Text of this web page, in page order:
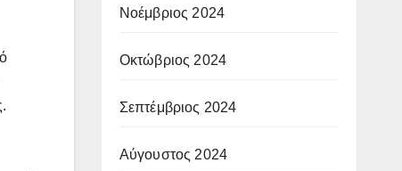
Νοέμβριος 2024
Οκτώβριος 2024
Σεπτέμβριος 2024
Αύγουστος 2024